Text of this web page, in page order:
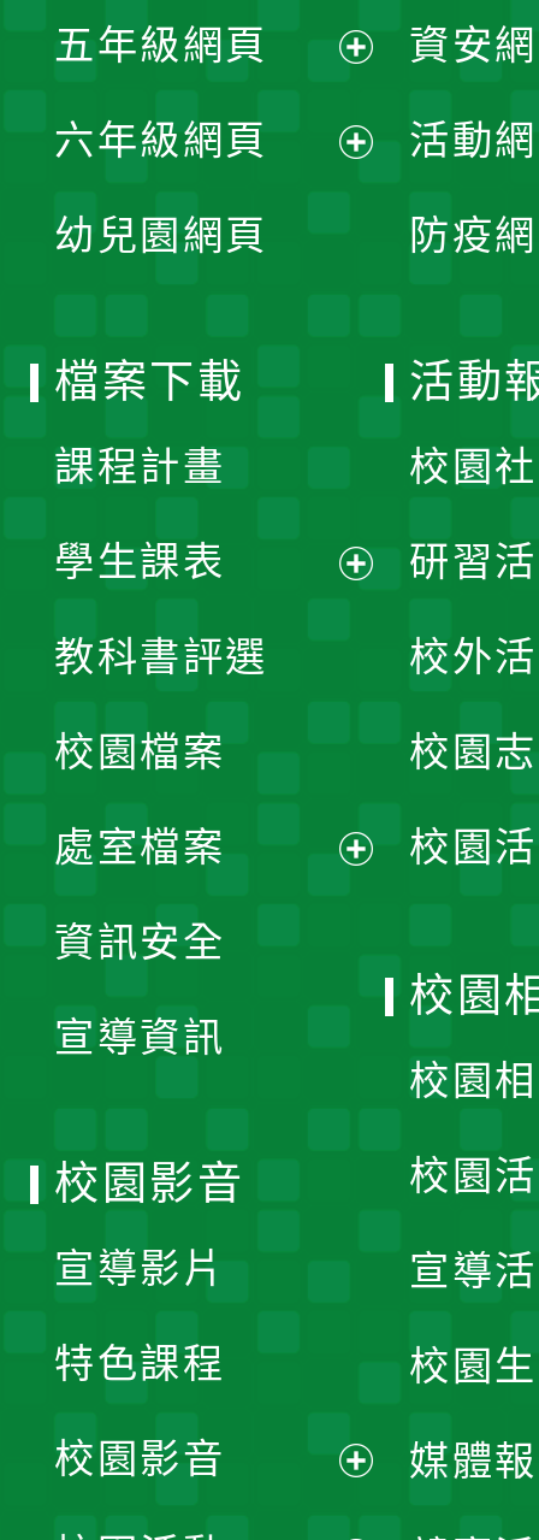
單
選
單
開
選
五年級網頁
開
六年級網頁
幼兒園網頁
資安
活動
防疫
檔案下載
課程計畫
學生課表
單
教科書評選
校園檔案
處室檔案
資訊安全
宣導資訊
活動
校園
研習
校外
校園
校園
校園
校園
校園
宣導
校園
媒體
校園影音
宣導影片
特色課程
校園影音